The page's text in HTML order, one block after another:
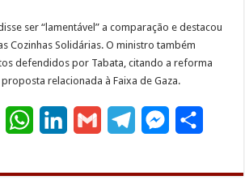
ser “lamentável” a comparação e destacou
Cozinhas Solidárias. O ministro também
defendidos por Tabata, citando a reforma
relacionada à Faixa de Gaza.
a
W
a
n
a
l
M
s
a